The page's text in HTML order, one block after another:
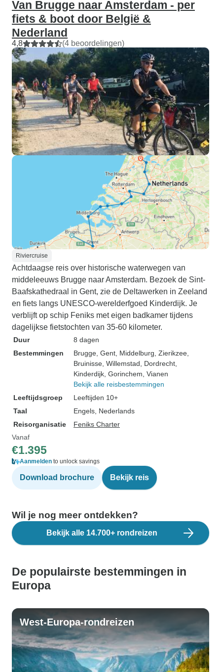
Van Brugge naar Amsterdam - per
fiets & boot door België &
Nederland
4,8 (4 beoordelingen)
Riviercruise
Achtdaagse reis over historische waterwegen van
middeleeuws Brugge naar Amsterdam. Bezoek de Sint-
Baafskathedraal in Gent, zie de Deltawerken in Zeeland
en fiets langs UNESCO-werelderfgoed Kinderdijk. Je
verblijft op schip Feniks met eigen badkamer tijdens
dagelijkse fietstochten van 35-60 kilometer.
Duur
8 dagen
Bestemmingen
Brugge , Gent , Middelburg , Zierikzee
Bruinisse , Willemstad , Dordrecht
Kinderdijk , Gorinchem , Vianen
Bekijk alle reisbestemmingen
Leeftijdsgroep
Leeftijden 10+
Taal
Engels, Nederlands
Reisorganisatie
Feniks Charter
Vanaf
€1.395
Aanmelden to unlock savings
Download brochure Bekijk reis
Wil je nog meer ontdekken?
Bekijk alle 14.700+ rondreizen
De populairste bestemmingen in
Europa
West-Europa-rondreizen